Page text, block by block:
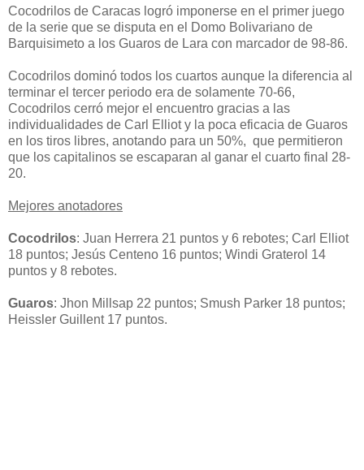
Cocodrilos de Caracas logró imponerse en el primer juego
de la serie que se disputa en el Domo Bolivariano de
Barquisimeto a los Guaros de Lara con marcador de 98-86.
Cocodrilos dominó todos los cuartos aunque la diferencia al
terminar el tercer periodo era de solamente 70-66,
Cocodrilos cerró mejor el encuentro gracias a las
individualidades de Carl Elliot y la poca eficacia de Guaros
en los tiros libres, anotando para un 50%, que permitieron
que los capitalinos se escaparan al ganar el cuarto final 28-
20.
Mejores anotadores
Cocodrilos: Juan Herrera 21 puntos y 6 rebotes; Carl Elliot
18 puntos; Jesús Centeno 16 puntos; Windi Graterol 14
puntos y 8 rebotes.
Guaros: Jhon Millsap 22 puntos; Smush Parker 18 puntos;
Heissler Guillent 17 puntos.